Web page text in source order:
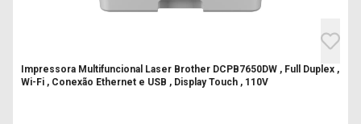
Impressora Multifuncional Laser Brother DCPB7650DW , Full Duplex ,
Wi-Fi , Conexão Ethernet e USB , Display Touch , 110V